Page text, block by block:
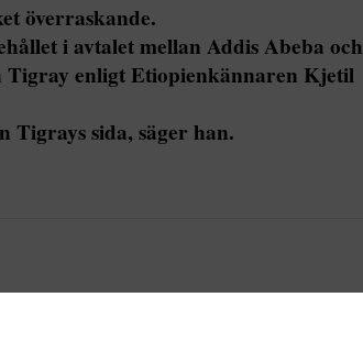
överraskande.
i avtalet mellan Addis Abeba och
enligt Etiopienkännaren Kjetil
sida, säger han.
Innehållet i uppgörelsen var inte helt